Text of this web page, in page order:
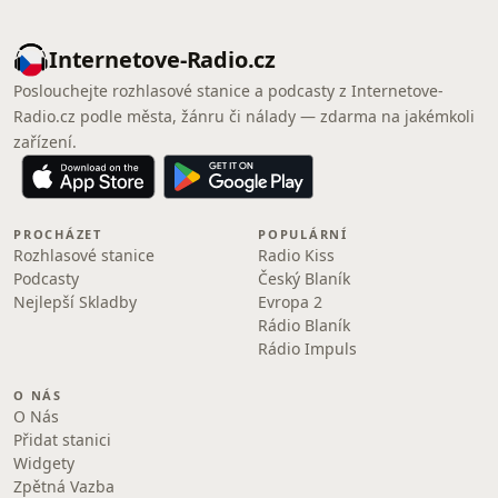
Internetove-Radio.cz
Poslouchejte rozhlasové stanice a podcasty z Internetove-
Radio.cz podle města, žánru či nálady — zdarma na jakémkoli
zařízení.
PROCHÁZET
Rozhlasové stanice
Podcasty
Nejlepší Skladby
POPULÁRNÍ
Radio Kiss
Český Blaník
Evropa 2
Rádio Blaník
Rádio Impuls
O NÁS
O Nás
Přidat stanici
Widgety
Zpětná Vazba